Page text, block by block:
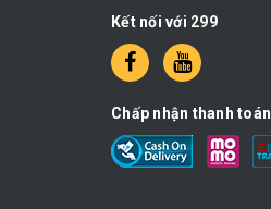
Kết nối với 299
Chấp nhận thanh toán